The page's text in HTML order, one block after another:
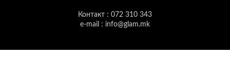
Контакт : 072 310 343
e-mail : info@glam.mk